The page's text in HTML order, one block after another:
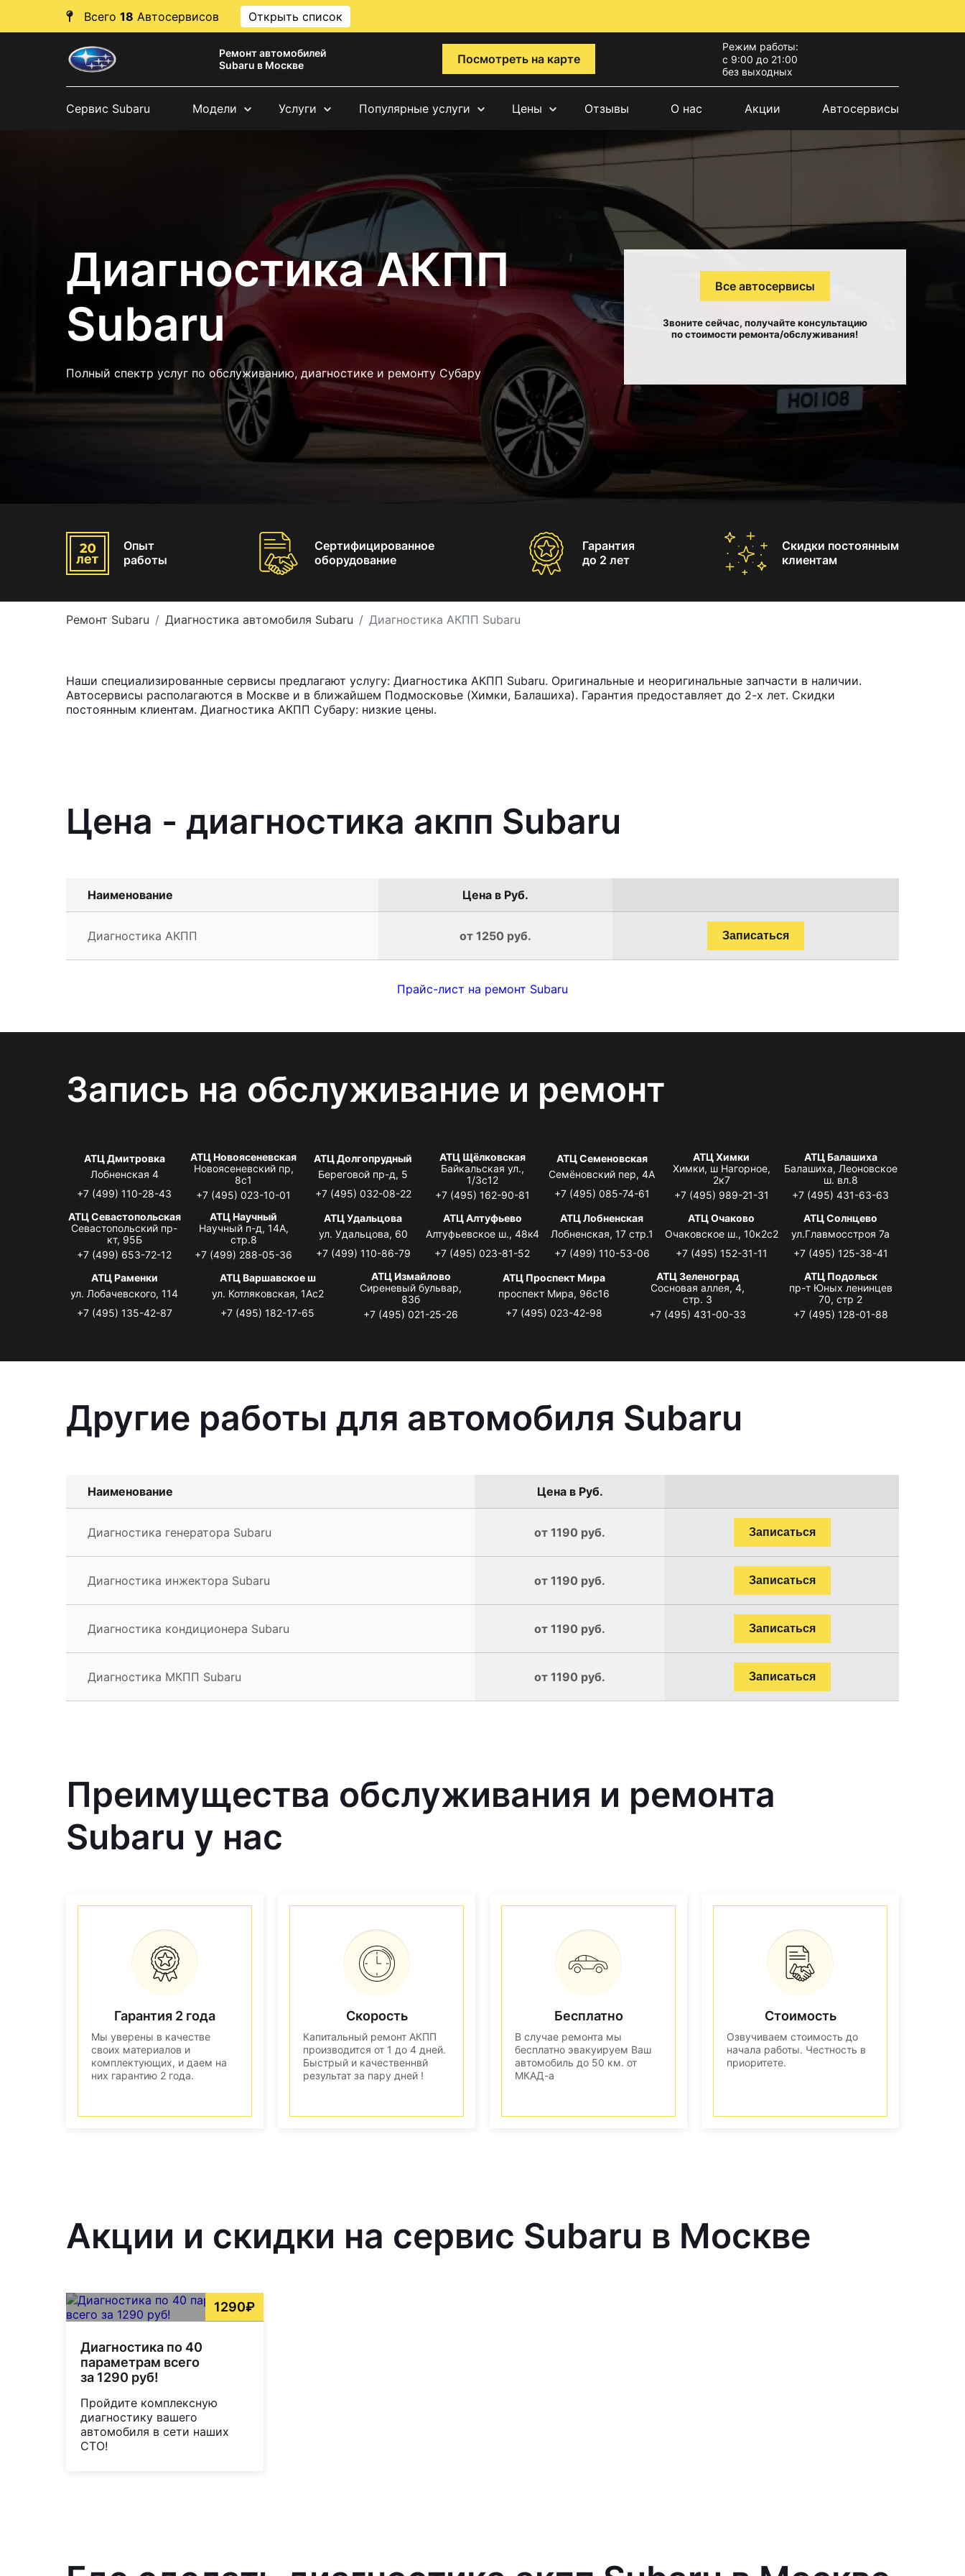
Всего 18 Автосервисов Открыть список
Ремонт автомобилей
Subaru в Москве
Посмотреть на карте
Режим работы:
с 9:00 до 21:00
без выходных
Сервис Subaru Модели Услуги Популярные услуги Цены Отзывы О нас Акции Автосервисы
Диагностика АКПП
Subaru
Полный спектр услуг по обслуживанию, диагностике и ремонту Субару
Все автосервисы
Звоните сейчас, получайте консультацию
по стоимости ремонта/обслуживания!
Опыт
работы
Сертифицированное
оборудование
Гарантия
до 2 лет
Скидки постоянным
клиентам
Ремонт Subaru Диагностика автомобиля Subaru Диагностика АКПП Subaru
Наши специализированные сервисы предлагают услугу: Диагностика АКПП Subaru. Оригинальные и неоригинальные запчасти в наличии.
Автосервисы располагаются в Москве и в ближайшем Подмосковье (Химки, Балашиха). Гарантия предоставляет до 2-х лет. Скидки
постоянным клиентам. Диагностика АКПП Субару: низкие цены.
Цена - диагностика акпп Subaru
Наименование Цена в Руб.
Диагностика АКПП от 1250 руб. Записаться
Прайс-лист на ремонт Subaru
Запись на обслуживание и ремонт
АТЦ Дмитровка
Лобненская 4
+7 (499) 110-28-43
АТЦ Новоясеневская
Новоясеневский пр,
8с1
+7 (495) 023-10-01
АТЦ Долгопрудный
Береговой пр-д, 5
+7 (495) 032-08-22
АТЦ Щёлковская
Байкальская ул.,
1/3с12
+7 (495) 162-90-81
АТЦ Семеновская
Семёновский пер, 4А
+7 (495) 085-74-61
АТЦ Химки
Химки, ш Нагорное,
2к7
+7 (495) 989-21-31
АТЦ Балашиха
Балашиха, Леоновское
ш. вл.8
+7 (495) 431-63-63
АТЦ Севастопольская
Севастопольский пр-
кт, 95Б
+7 (499) 653-72-12
АТЦ Научный
Научный п-д, 14А,
стр.8
+7 (499) 288-05-36
АТЦ Удальцова
ул. Удальцова, 60
+7 (499) 110-86-79
АТЦ Алтуфьево
Алтуфьевское ш., 48к4
+7 (495) 023-81-52
АТЦ Лобненская
Лобненская, 17 стр.1
+7 (499) 110-53-06
АТЦ Очаково
Очаковское ш., 10к2с2
+7 (495) 152-31-11
АТЦ Солнцево
ул.Главмосстроя 7а
+7 (495) 125-38-41
АТЦ Раменки
ул. Лобачевского, 114
+7 (495) 135-42-87
АТЦ Варшавское ш
ул. Котляковская, 1Ас2
+7 (495) 182-17-65
АТЦ Измайлово
Сиреневый бульвар,
83б
+7 (495) 021-25-26
АТЦ Проспект Мира
проспект Мира, 96с16
+7 (495) 023-42-98
АТЦ Зеленоград
Сосновая аллея, 4,
стр. 3
+7 (495) 431-00-33
АТЦ Подольск
пр-т Юных ленинцев
70, стр 2
+7 (495) 128-01-88
Другие работы для автомобиля Subaru
Наименование Цена в Руб.
Диагностика генератора Subaru от 1190 руб. Записаться
Диагностика инжектора Subaru от 1190 руб. Записаться
Диагностика кондиционера Subaru от 1190 руб. Записаться
Диагностика МКПП Subaru от 1190 руб. Записаться
Преимущества обслуживания и ремонта
Subaru у нас
Гарантия 2 года
Мы уверены в качестве
своих материалов и
комплектующих, и даем на
них гарантию 2 года.
Скорость
Капитальный ремонт АКПП
производится от 1 до 4 дней.
Быстрый и качественнвй
результат за пару дней !
Бесплатно
В случае ремонта мы
бесплатно эвакуируем Ваш
автомобиль до 50 км. от
МКАД-а
Стоимость
Озвучиваем стоимость до
начала работы. Честность в
приоритете.
Акции и скидки на сервис Subaru в Москве
1290₽
Диагностика по 40
параметрам всего
за 1290 руб!
Пройдите комплексную
диагностику вашего
автомобиля в сети наших
СТО!